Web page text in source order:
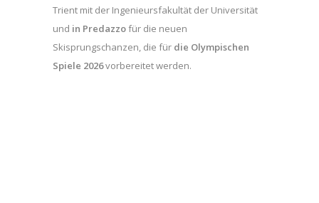
Trient mit der Ingenieursfakultät der Universität
und in Predazzofür die neuen
Skisprungschanzen, die für die Olympischen
Spiele 2026vorbereitet werden.